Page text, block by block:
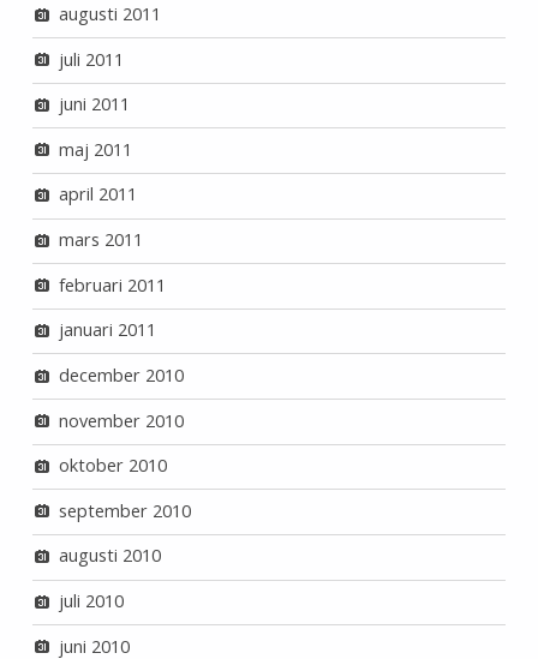
augusti 2011
juli 2011
juni 2011
maj 2011
april 2011
mars 2011
februari 2011
januari 2011
december 2010
november 2010
oktober 2010
september 2010
augusti 2010
juli 2010
juni 2010